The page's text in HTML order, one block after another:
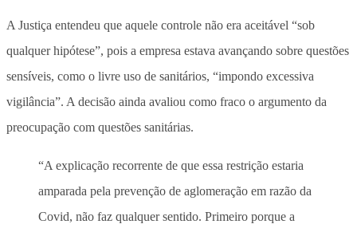
A Justiça entendeu que aquele controle não era aceitável “sob
qualquer hipótese”, pois a empresa estava avançando sobre questões
sensíveis, como o livre uso de sanitários, “impondo excessiva
vigilância”. A decisão ainda avaliou como fraco o argumento da
preocupação com questões sanitárias.
“A explicação recorrente de que essa restrição estaria
amparada pela prevenção de aglomeração em razão da
Covid, não faz qualquer sentido. Primeiro porque a